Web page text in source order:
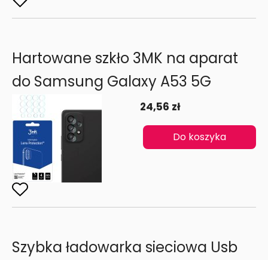
Hartowane szkło 3MK na aparat
do Samsung Galaxy A53 5G
24,56 zł
Do koszyka
Szybka ładowarka sieciowa Usb